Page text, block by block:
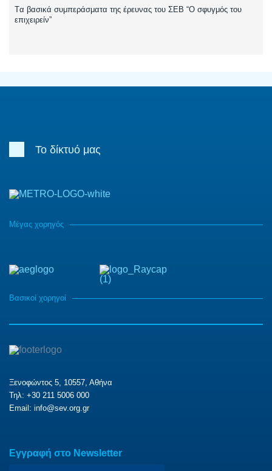
Tα βασικά συμπεράσματα της έρευνας του ΣΕΒ “Ο σφυγμός του
επιχειρείν”
Το δίκτυό μας
Μέγας χορηγός
Βασικοί χορηγοί
Ξενοφώντος 5, 10557, Αθήνα
Τηλ: +30 211 5006 000
Email: info@sev.org.gr
Eγγραφή στο Newsletter